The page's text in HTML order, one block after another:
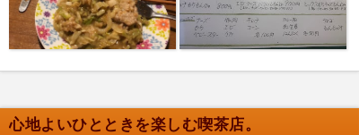
心地よいひとときを楽しむ喫茶店。